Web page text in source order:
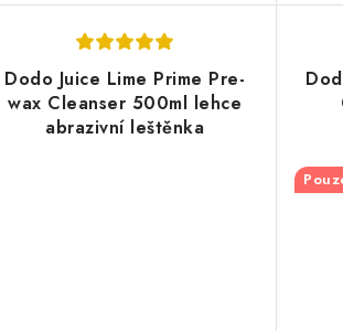
Dodo Juice Lime Prime Pre-
wax Cleanser 500ml lehce
abrazivní leštěnka